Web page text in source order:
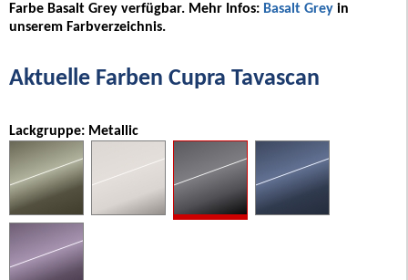
Farbe Basalt Grey verfügbar. Mehr Infos: Basalt Grey in
unserem Farbverzeichnis.
Aktuelle Farben Cupra Tavascan
Lackgruppe: Metallic